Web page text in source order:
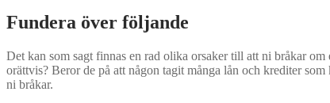
Fundera över följande
Det kan som sagt finnas en rad olika orsaker till att ni bråkar
orättvis? Beror de på att någon tagit många lån och krediter
ni bråkar.